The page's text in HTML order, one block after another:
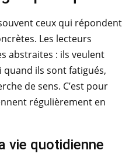
ceux qui répondent
Les lecteurs
abstraites : ils veulent
ils sont fatigués,
de sens. C’est pour
régulièrement en
vie quotidienne